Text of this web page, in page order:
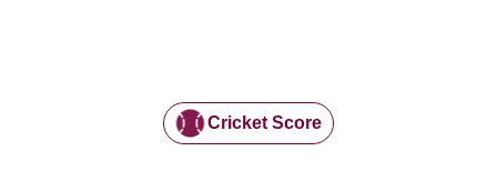
Cricket Score